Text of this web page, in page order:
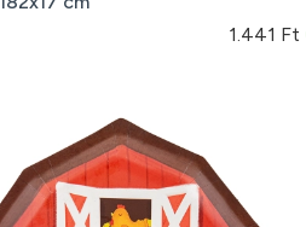
1.441 Ft